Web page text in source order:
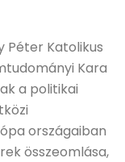
Péter Katolikus
Kara
a politikai
országaiban
összeomlása,